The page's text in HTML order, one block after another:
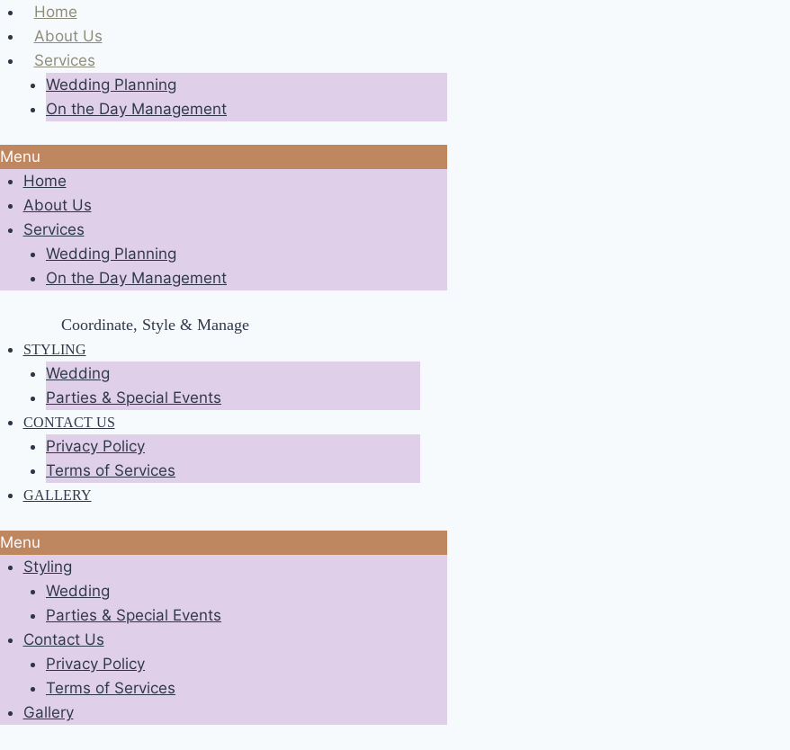
Skip
to
content
Home
About Us
Services
Wedding Planning
On the Day Management
Menu
Home
About Us
Services
Wedding Planning
On the Day Management
Coordinate, Style & Manage
STYLING
Wedding
Parties & Special Events
CONTACT US
Privacy Policy
Terms of Services
GALLERY
Menu
Styling
Wedding
Parties & Special Events
Contact Us
Privacy Policy
Terms of Services
Gallery